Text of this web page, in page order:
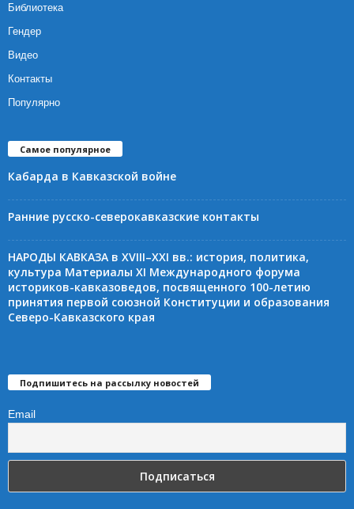
Библиотека
Гендер
Видео
Контакты
Популярно
Самое популярное
Кабарда в Кавказской войне
Ранние русско-северокавказские контакты
НАРОДЫ КАВКАЗА в XVIII–XXI вв.: история, политика,
культура Материалы XI Международного форума
историков-кавказоведов, посвященного 100-летию
принятия первой союзной Конституции и образования
Северо-Кавказского края
Подпишитесь на рассылку новостей
Email